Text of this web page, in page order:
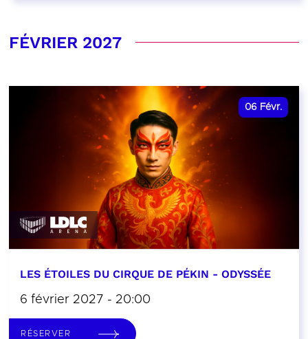
FÉVRIER 2027
06 Févr.
LES ÉTOILES DU CIRQUE DE PÉKIN - ODYSSÉE
6 février 2027 - 20:00
RÉSERVER